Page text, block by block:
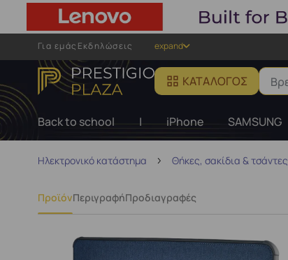
Για εμάς Εκδηλώσεις expand
ΚΑΤΆΛΟΓΟΣ
Back to school | iPhone SAMSUNG
Ηλεκτρονικό κατάστημα Θήκες, σακίδια & τσάντες
ΠροϊόνΠεριγραφήΠροδιαγραφές